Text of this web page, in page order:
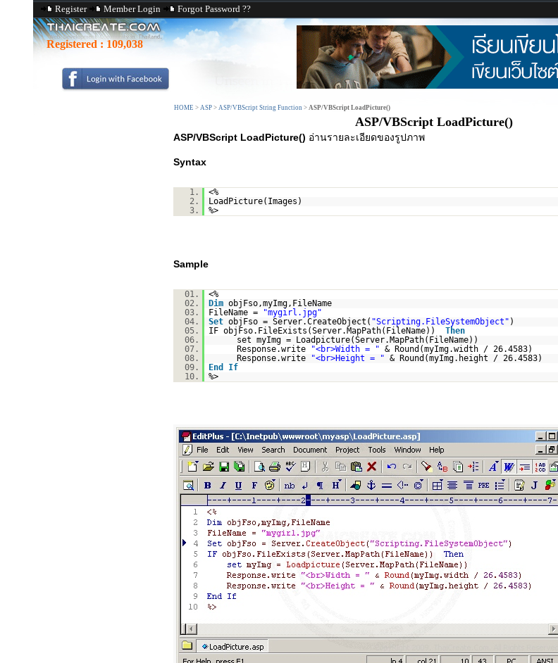
Register Member Login Forgot Password ??
Registered : 109,038
HOME > ASP > ASP/VBScript String Function > ASP/VBScript LoadPicture()
ASP/VBScript LoadPicture()
ASP/VBScript LoadPicture() อ่านรายละเอียดของรูปภาพ
Syntax
1.
<%
2.
LoadPicture(Images)
3.
%>
Sample
01.
<%
02.
Dim objFso,myImg,FileName
03.
FileName =
"mygirl.jpg"
04.
Set objFso = Server.CreateObject( "Scripting.FileSystemObject" )
05.
IF objFso.FileExists(Server.MapPath(FileName)) Then
06.
set myImg = Loadpicture(Server.MapPath(FileName))
07.
Response.write "<br>Width = " & Round(myImg.width / 26.4583)
08.
Response.write "<br>Height = " & Round(myImg.height / 26.4583)
09.
End
If
10.
%>